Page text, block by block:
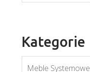
Kategorie
Meble Systemowe